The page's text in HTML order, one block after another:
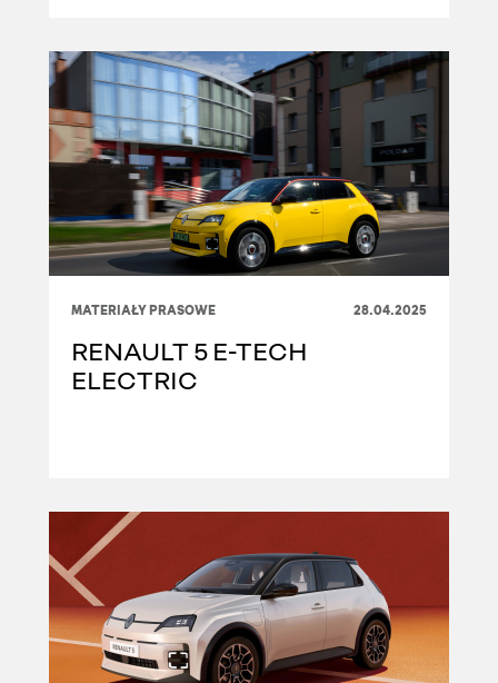
MODELACH RENAULT
TRAFIC, GOELETTE I
ESTAFETTE
MATERIAŁY PRASOWE 28.04.2025
RENAULT 5 E-TECH
ELECTRIC